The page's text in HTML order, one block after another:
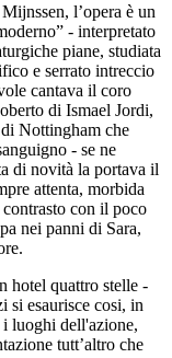
l’opera è un
- interpretato
piane, studiata
e serrato intreccio
cantava il coro
di Ismael Jordi,
Nottingham che
- se ne
di novità la portava il
attenta, morbida
con il poco
nei panni di Sara,
hotel quattro stelle -
si esaurisce cosi, in
i luoghi dell'azione,
tutt’altro che